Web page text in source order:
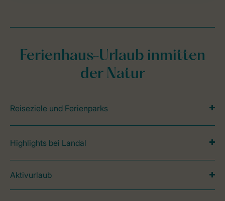
Ferienhaus-Urlaub inmitten
der Natur
Reiseziele und Ferienparks
Highlights bei Landal
Aktivurlaub